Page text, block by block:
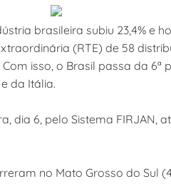
brasileira subiu 23,4% e
(RTE) de 58
isso, o Brasil passa da 6ª
da Itália.
dia 6, pelo Sistema FIRJAN,
no Mato Grosso do Sul